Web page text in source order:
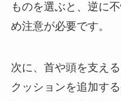
ものを選ぶと、逆に
め注意が必要です。
次に、首や頭を支え
クッションを追加す